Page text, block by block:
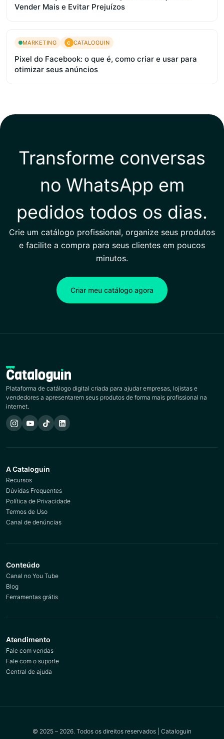
Vender Mais e Evitar Prejuízos
MARKETING C CATALOGUIN
Pixel do Facebook: o que é, como criar e usar para
otimizar seus anúncios
Transforme conversas
no WhatsApp em
pedidos todos os dias.
Crie um catálogo profissional, organize seus produtos
e facilite a compra para seus clientes em poucos
minutos.
Criar meu catálogo agora
Plataforma de catálogo digital criada para ajudar empresas, lojistas e
vendedores a apresentarem seus produtos de forma mais profissional na
internet.
A Cataloguin
Recursos
Dúvidas Frequentes
Política de Privacidade
Termos de Uso
Canal de denúncias
Conteúdo
Canal no You Tube
Blog
Ferramentas grátis
Atendimento
Fale com vendas
Fale com o suporte
Central de ajuda
© 2025 – 2026. Todos os direitos reservados | Cataloguin